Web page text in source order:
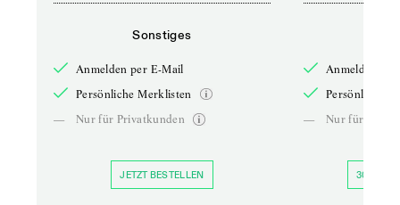
Sonstiges
Anmelden per E-Mail
Persönliche Merklisten
—
Nur für Privatkunden
JETZT BESTELLEN
Anmelden
Persönliche
—
Nur für
30 TAGE